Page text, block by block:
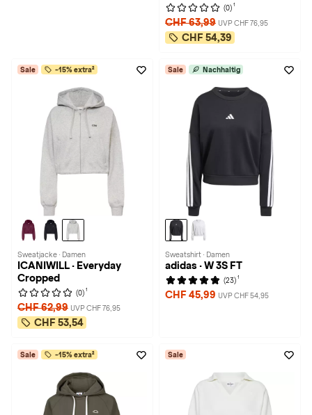
(0) 1
CHF 63,99 UVP CHF 76,95
CHF 54,39
Sale -15% extra²
Sweatjacke · Damen
ICANIWILL · Everyday
Cropped
(0) 1
CHF 62,99 UVP CHF 76,95
CHF 53,54
Sale Nachhaltig
Sweatshirt · Damen
adidas · W 3S FT
(23) 1
CHF 45,99 UVP CHF 54,95
Sale -15% extra² Sale